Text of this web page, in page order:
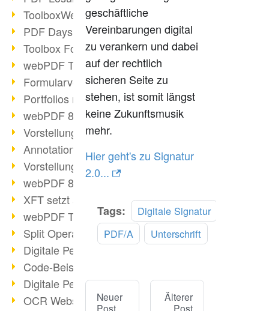
ToolboxWebService Print Operation
PDF Days 2020
Toolbox Forms Operation
webPDF Toolbox Delete
Formularverarbeitung mit webPDF
Portfolios mit webPDF erstellen
webPDF 8.0 gestartet
Vorstellung weiterer ActionTypes
AnnotationSelection Objekt
Vorstellung weiterer ActionTypes
webPDF 8: Toolbox Neuerungen
XFT setzt auf webPDF
webPDF Toolbox Webservice Image
Split Operation: Dokumente teilen
Digitale Personalakte mit webPDF
Code-Beispiel Attachment Operation
Digitale Personalakte bei REMONDIS
OCR Webservice
geschäftliche
Vereinbarungen digital
zu verankern und dabei
auf der rechtlich
sicheren Seite zu
stehen, ist somit längst
keine Zukunftsmusik
mehr.
Hier geht's zu Signatur
2.0...
Tags:
Digitale Signatur
PDF/A
Unterschrift
Neuer
Post
Älterer
Post